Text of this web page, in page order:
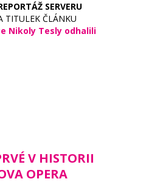
SERVERU
TITULEK ČLÁNKU
Nikoly Tesly odhalili
V HISTORII
OPERA